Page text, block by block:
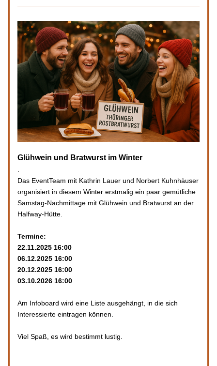
Glühwein und Bratwurst im Winter
Das EventTeam mit Kathrin Lauer und Norbert Kuhnhäuser
organisiert in diesem Winter erstmalig ein paar gemütliche
Samstag-Nachmittage mit Glühwein und Bratwurst an der
Halfway-Hütte.
Termine:
22.11.2025 16:00
06.12.2025 16:00
20.12.2025 16:00
03.10.2026 16:00
Am Infoboard wird eine Liste ausgehängt, in die sich
Interessierte eintragen können.
Viel Spaß, es wird bestimmt lustig.